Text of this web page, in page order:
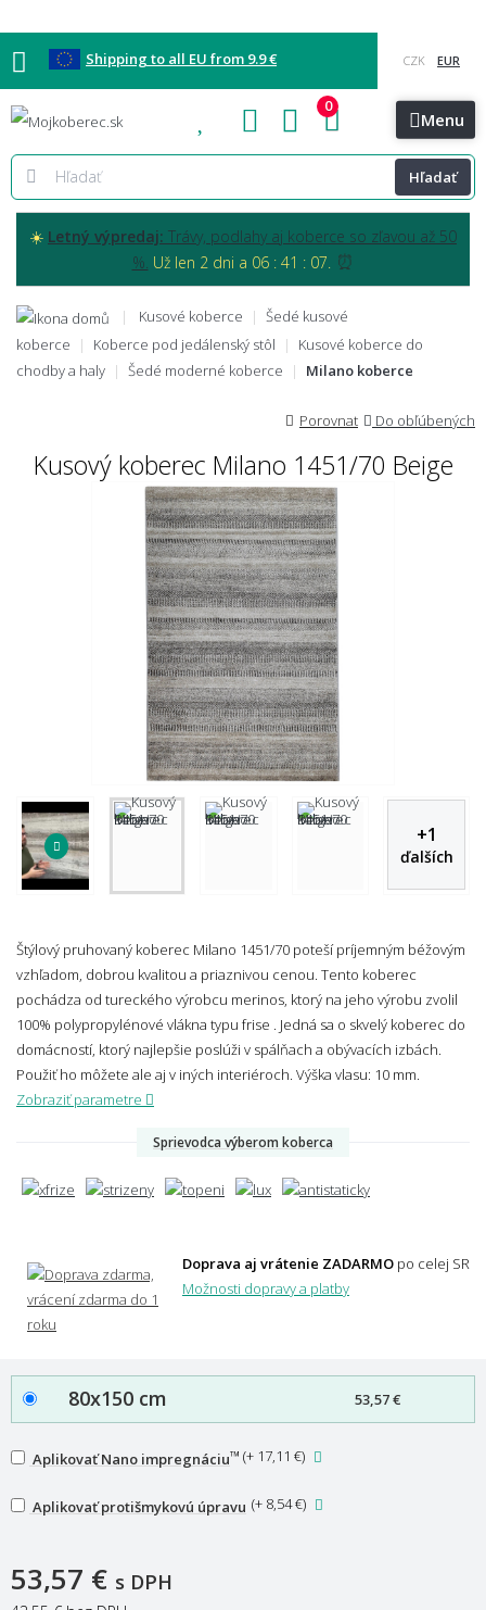
Shipping to all EU from 9.9 €
Blog Kontakt Menu
Hľadať
0
☀️ Letný výpredaj: Trávy, podlahy aj koberce so zľavou až 50
%. Už len 2 dni a 06 : 41 : 06. ⏰
Kusové koberce
Šedé kusové
koberce
Koberce pod jedálenský stôl
Kusové koberce do
chodby a haly
Šedé moderné koberce Milano koberce
Porovnat Do obľúbených
Kusový koberec Milano 1451/70 Beige
+1
ďalších
Štýlový pruhovaný koberec Milano 1451/70 poteší príjemným béžovým
vzhľadom, dobrou kvalitou a priaznivou cenou. Tento koberec
pochádza od tureckého výrobcu merinos, ktorý na jeho výrobu zvolil
100% polypropylénové vlákna typu frise . Jedná sa o skvelý koberec do
domácností, ktorý najlepšie poslúži v spálňach a obývacích izbách.
Použiť ho môžete ale aj v iných interiéroch. Výška vlasu: 10 mm.
Zobraziť parametre
Sprievodca výberom koberca
Doprava aj vrátenie ZADARMO po celej SR
Možnosti dopravy a platby
80x150 cm 53,57 €
Aplikovať Nano impregnáciu™ (+ 17,11 €)
Aplikovať protišmykovú úpravu (+ 8,54 €)
53,57 € s DPH